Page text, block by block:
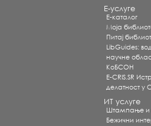
Е-услуге
Е-каталог
Моја
Питај
LibGuides:
научне
КоБСОН
E-CRIS.SR
делатност у
ИТ услуге
Штампање
Бежични